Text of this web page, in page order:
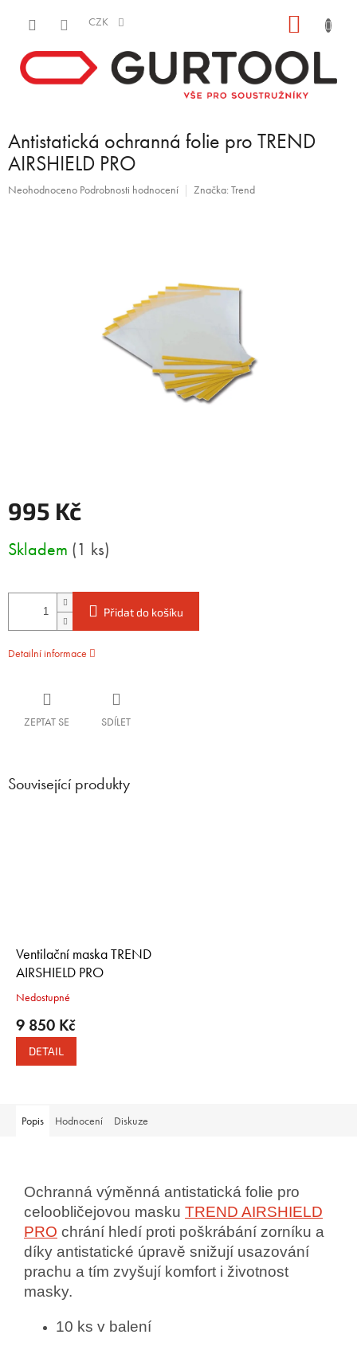
CZK
Antistatická ochranná folie pro TREND
AIRSHIELD PRO
Průměrné
Neohodnoceno Podrobnosti hodnocení Značka: Trend
995 Kč
cena:
Skladem (1 ks)
Přidat do košíku
Detailní informace
ZEPTAT SE SDÍLET
Související produkty
Ventilační maska TREND
AIRSHIELD PRO
Nedostupné
9 850 Kč
DETAIL
Popis Hodnocení Diskuze
Ochranná výměnná antistatická folie pro
celoobličejovou masku TREND AIRSHIELD
PRO chrání hledí proti poškrábání zorníku a
díky antistatické úpravě snižují usazování
prachu a tím zvyšují komfort i životnost
masky.
10 ks v balení